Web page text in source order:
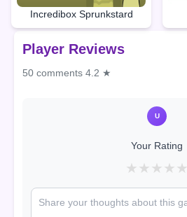
Incredibox Sprunkstard
Player Reviews
50 comments 4.2 ★
U
Your Rating
★ ★ ★ ★ ★